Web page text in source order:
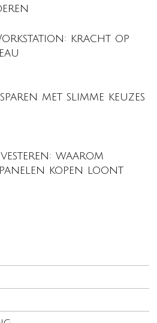
kracht op
met slimme keuzes
waarom
kopen loont